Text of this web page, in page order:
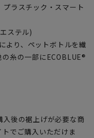
ラスチック・スマート
ステル)
より、ペットボトルを繊
糸の一部にECOBLUE®
後の裾上げが必要な商
でご購入いただけま